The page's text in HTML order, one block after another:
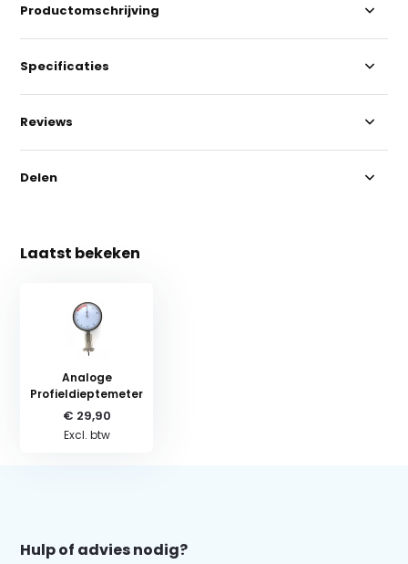
Productomschrijving
Specificaties
Reviews
Delen
Laatst bekeken
Analoge
Profieldieptemeter
€ 29,90
Excl. btw
Hulp of advies nodig?